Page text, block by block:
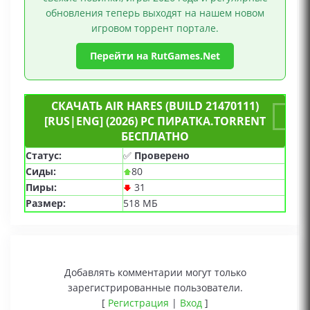
обновления теперь выходят на нашем новом
игровом торрент портале.
Перейти на RutGames.Net
СКАЧАТЬ AIR HARES (BUILD 21470111)
[RUS|ENG] (2026) PC ПИРАТКА.TORRENT
БЕСПЛАТНО
Статус: ✅ Проверено
Сиды:
80
Пиры:
31
Размер:
518 МБ
Добавлять комментарии могут только
зарегистрированные пользователи.
[ Регистрация | Вход ]